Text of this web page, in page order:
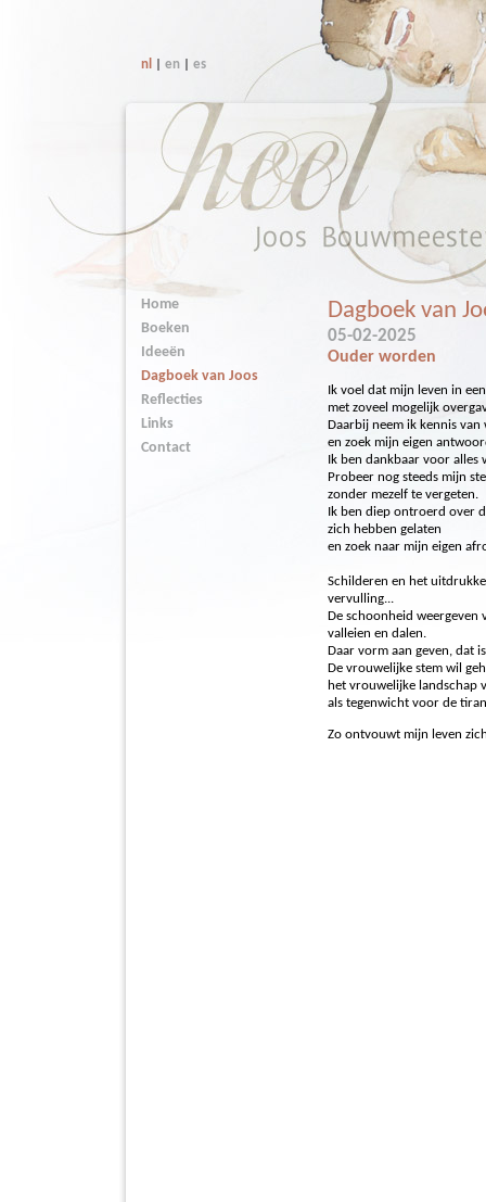
nl en| es
Dagboek van
05-02-2025
Ouder worden
Ik voel dat mijn leven in
met zoveel mogelijk
Daarbij neem ik kennis
en zoek mijn eigen
Ik ben dankbaar voor alles
Probeer nog steeds mijn
zonder mezelf te vergeten.
Ik ben diep ontroerd over
zich hebben gelaten
en zoek naar mijn eigen
Schilderen en het
vervulling...
De schoonheid weergeven
valleien en dalen.
Daar vorm aan geven, dat
De vrouwelijke stem wil
het vrouwelijke landschap
als tegenwicht voor de
Zo ontvouwt mijn leven
Home
Boeken
Ideeën
Dagboek van Joos
Reflecties
Links
Contact